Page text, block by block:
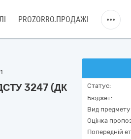
PROZORRO.ПРОДАЖІ
3247 (ДК
Статус:
Бюджет:
Вид предмету
Оцінка
Попередній